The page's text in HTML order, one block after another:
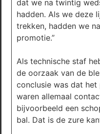
dat we na twintig
hadden. Als we deze
trekken, hadden we
promotie.”
Als technische staf
de oorzaak van de
conclusie was dat het
waren allemaal
bijvoorbeeld een
bal. Dat is de zure